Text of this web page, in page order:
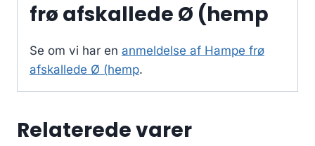
frø afskallede Ø (hemp
Se om vi har en anmeldelse af Hampe frø
afskallede Ø (hemp.
Relaterede varer